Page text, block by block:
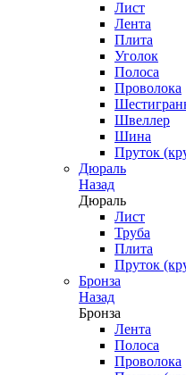
Лист
Лента
Плита
Уголок
Полоса
Проволока
Швеллер
Шина
Пруток
Дюраль
Назад
Дюраль
Лист
Труба
Плита
Пруток
Бронза
Назад
Бронза
Лента
Полоса
Проволока